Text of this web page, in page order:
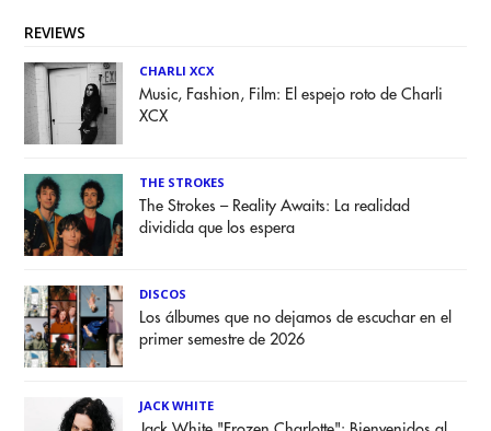
REVIEWS
CHARLI XCX
Music, Fashion, Film: El espejo roto de Charli
XCX
THE STROKES
The Strokes – Reality Awaits: La realidad
dividida que los espera
DISCOS
Los álbumes que no dejamos de escuchar en el
primer semestre de 2026
JACK WHITE